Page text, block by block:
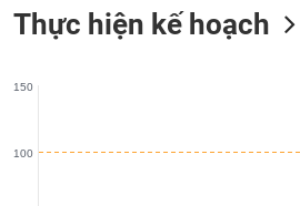
Thực hiện kế hoạch
100
150
Dữ
chính